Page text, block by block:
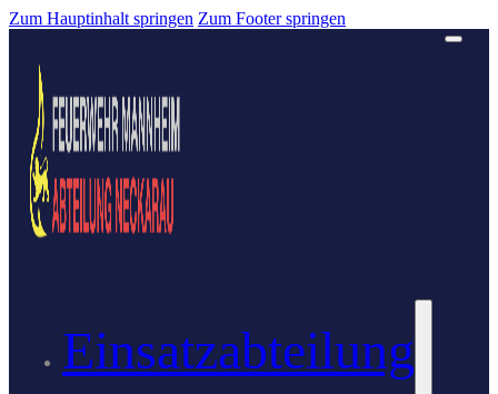
Zum Hauptinhalt springen Zum Footer springen
Einsatzabteilung